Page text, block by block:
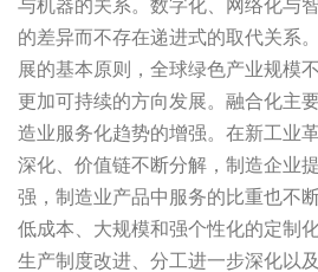
与机器的关系。数字化、网络化与
的差异而不存在递进式的取代关系
展的基本原则，全球绿色产业规模
更加可持续的方向发展。融合化主
造业服务化趋势的增强。在新工业
深化、价值链不断分解，制造企业
强，制造业产品中服务的比重也不
低成本、大规模和强个性化的定制
生产制度改进、分工进一步深化以